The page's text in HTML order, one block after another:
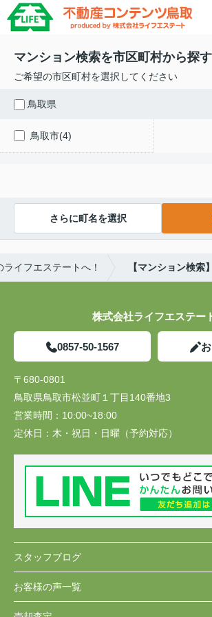
マンション検索を市区町村から探す
ご希望の市区町村を選択してください
鳥取県
鳥取市(4)
さらに町名を選択
イフエステートへ！ 【マンション検索
株式会社ライフエステー
0857-50-1567
〒680-0801
鳥取県鳥取市松並町１丁目140番地3
営業時間： 10:00~18:00
定休日： 木・祝日・日曜（予約対応）
スタッフブログ
お客様の声一覧